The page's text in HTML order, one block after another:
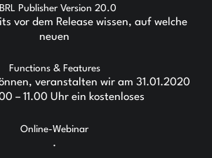
Publisher Version 20.0
vor dem Release wissen, auf welche
neuen
Functions & Features
veranstalten wir am 31.01.2020
– 11.00 Uhr ein kostenloses
Online-Webinar
.